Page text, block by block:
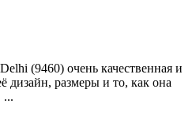
(9460) очень качественная и
дизайн, размеры и то, как она
...